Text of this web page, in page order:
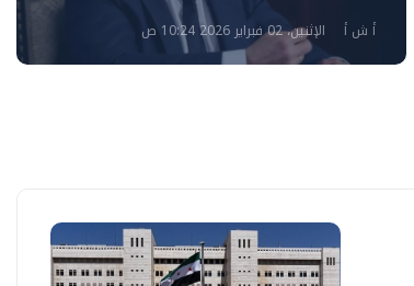
أ ش أ الإثنين، 02 فبراير 2026 10:24 ص